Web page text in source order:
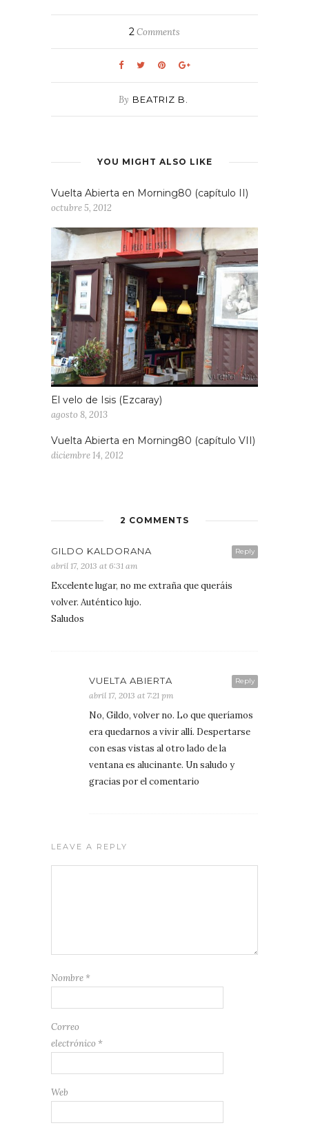
2Comments
By BEATRIZ B.
YOU MIGHT ALSO LIKE
Vuelta Abierta en Morning80 (capítulo II)
octubre 5, 2012
El velo de Isis (Ezcaray)
agosto 8, 2013
Vuelta Abierta en Morning80 (capítulo VII)
diciembre 14, 2012
2 COMMENTS
Reply
GILDO KALDORANA
abril 17, 2013 at 6:31 am
Excelente lugar, no me extraña que queráis
volver. Auténtico lujo.
Saludos
Reply
VUELTA ABIERTA
abril 17, 2013 at 7:21 pm
No, Gildo, volver no. Lo que queríamos
era quedarnos a vivir allí. Despertarse
con esas vistas al otro lado de la
ventana es alucinante. Un saludo y
gracias por el comentario
LEAVE A REPLY
Nombre *
Correo
electrónico *
Web